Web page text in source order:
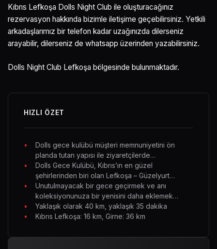
Kıbrıs Lefkoşa Dolls Night Club ile oluşturacağınız
rezervasyon hakkında bizimle iletişime geçebilirsiniz. Yetkili
arkadaşlarımız bir telefon kadar uzağınızda dilerseniz
arayabilir, dilerseniz de whatsapp üzerinden yazabilirsiniz.
Dolls Night Club Lefkoşa bölgesinde bulunmaktadır.
HIZLI ÖZET
Dolls gece kulübü müşteri memnuniyetini ön
planda tutan yapısı ile ziyaretçilerde…
Dolls Gece Kulübü, Kıbrıs’ın en güzel
şehirlerinden biri olan Lefkoşa – Güzelyurt…
Unutulmayacak bir gece geçirmek ve anı
koleksiyonunuza bir yenisini daha eklemek…
Yaklaşık olarak 40 km, yaklaşık 35 dakika
Kıbrıs Lefkoşa: 16 km, Girne: 36 km